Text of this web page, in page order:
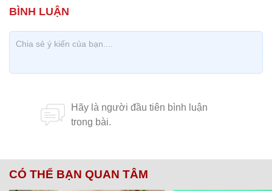
CÓ THỂ BẠN QUAN TÂM